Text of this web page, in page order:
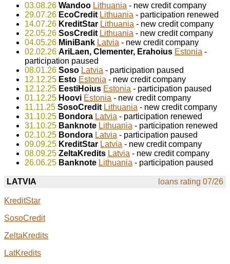
03.08.26 Wandoo Lithuania - new credit company
29.07.26 EcoCredit Lithuania - participation renewed
14.07.26 KreditStar Lithuania - new credit company
22.05.26 SosCredit Lithuania - new credit company
04.05.26 MiniBank Latvia - new credit company
02.02.26 AriLaen, Clementer, Erahoius Estonia -
participation paused
08.01.26 Soso Latvia - participation paused
12.12.25 Esto Estonia - new credit company
12.12.25 EestiHoius Estonia - participation paused
01.12.25 Hoovi Estonia - new credit company
11.11.25 SosoCredit Lithuania - new credit company
31.10.25 Bondora Latvia - participation renewed
31.10.25 Banknote Lithuania - participation renewed
02.10.25 Bondora Latvia - participation paused
09.09.25 KreditStar Latvia - new credit company
08.09.25 ZeltaKredits Latvia - new credit company
26.06.25 Banknote Lithuania - participation paused
LATVIA loans rating 07/26
KreditStar
SosoCredit
ZeltaKredits
LatKredits